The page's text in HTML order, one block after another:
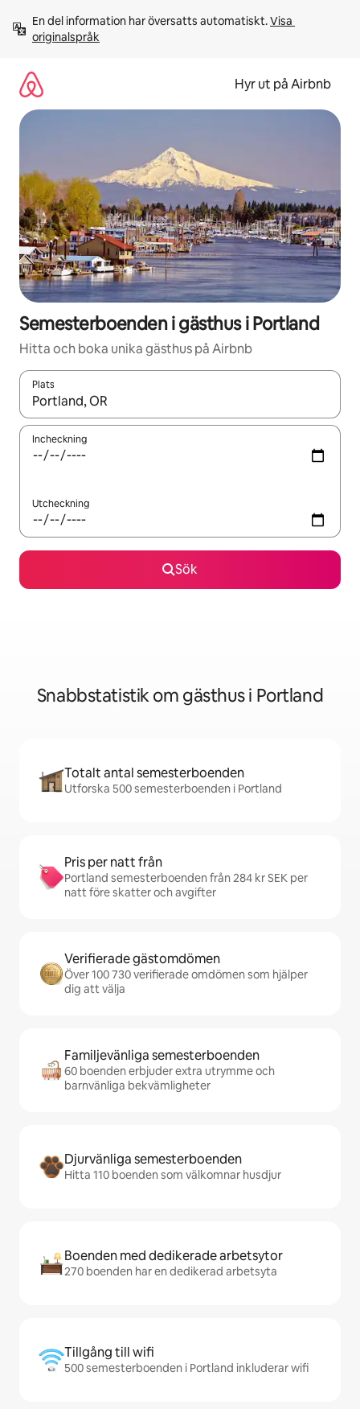
innehåll
En del information har översatts automatiskt. Visa
originalspråk
Hyr ut på Airbnb
Semesterboenden i gästhus i Portland
Hitta och boka unika gästhus på Airbnb
Plats
När resultaten är tillgängliga kan du navigera med upp- och
Incheckning
Utcheckning
Sök
Snabbstatistik om gästhus i Portland
Totalt antal semesterboenden
Utforska 500 semesterboenden i Portland
Pris per natt från
Portland semesterboenden från 284 kr SEK per
natt före skatter och avgifter
Verifierade gästomdömen
Över 100 730 verifierade omdömen som hjälper
dig att välja
Familjevänliga semesterboenden
60 boenden erbjuder extra utrymme och
barnvänliga bekvämligheter
Djurvänliga semesterboenden
Hitta 110 boenden som välkomnar husdjur
Boenden med dedikerade arbetsytor
270 boenden har en dedikerad arbetsyta
Tillgång till wifi
500 semesterboenden i Portland inkluderar wifi